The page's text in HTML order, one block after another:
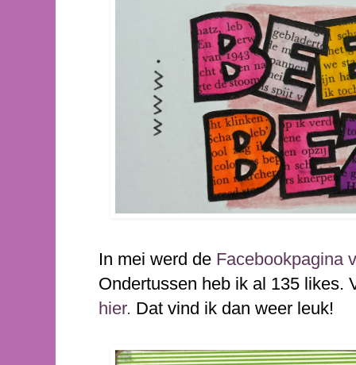
In mei werd de Facebookpagina
Ondertussen heb ik al 135 likes.
hier. Dat vind ik dan weer leuk!